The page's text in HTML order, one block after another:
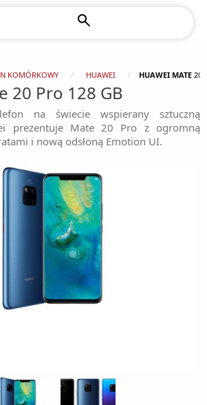
KOMÓRKOWY HUAWEI HUAWEI MATE 20
20 Pro 128 GB
na świecie wspierany sztuczną
prezentuje Mate 20 Pro z ogromną
i nową odsłoną Emotion UI.